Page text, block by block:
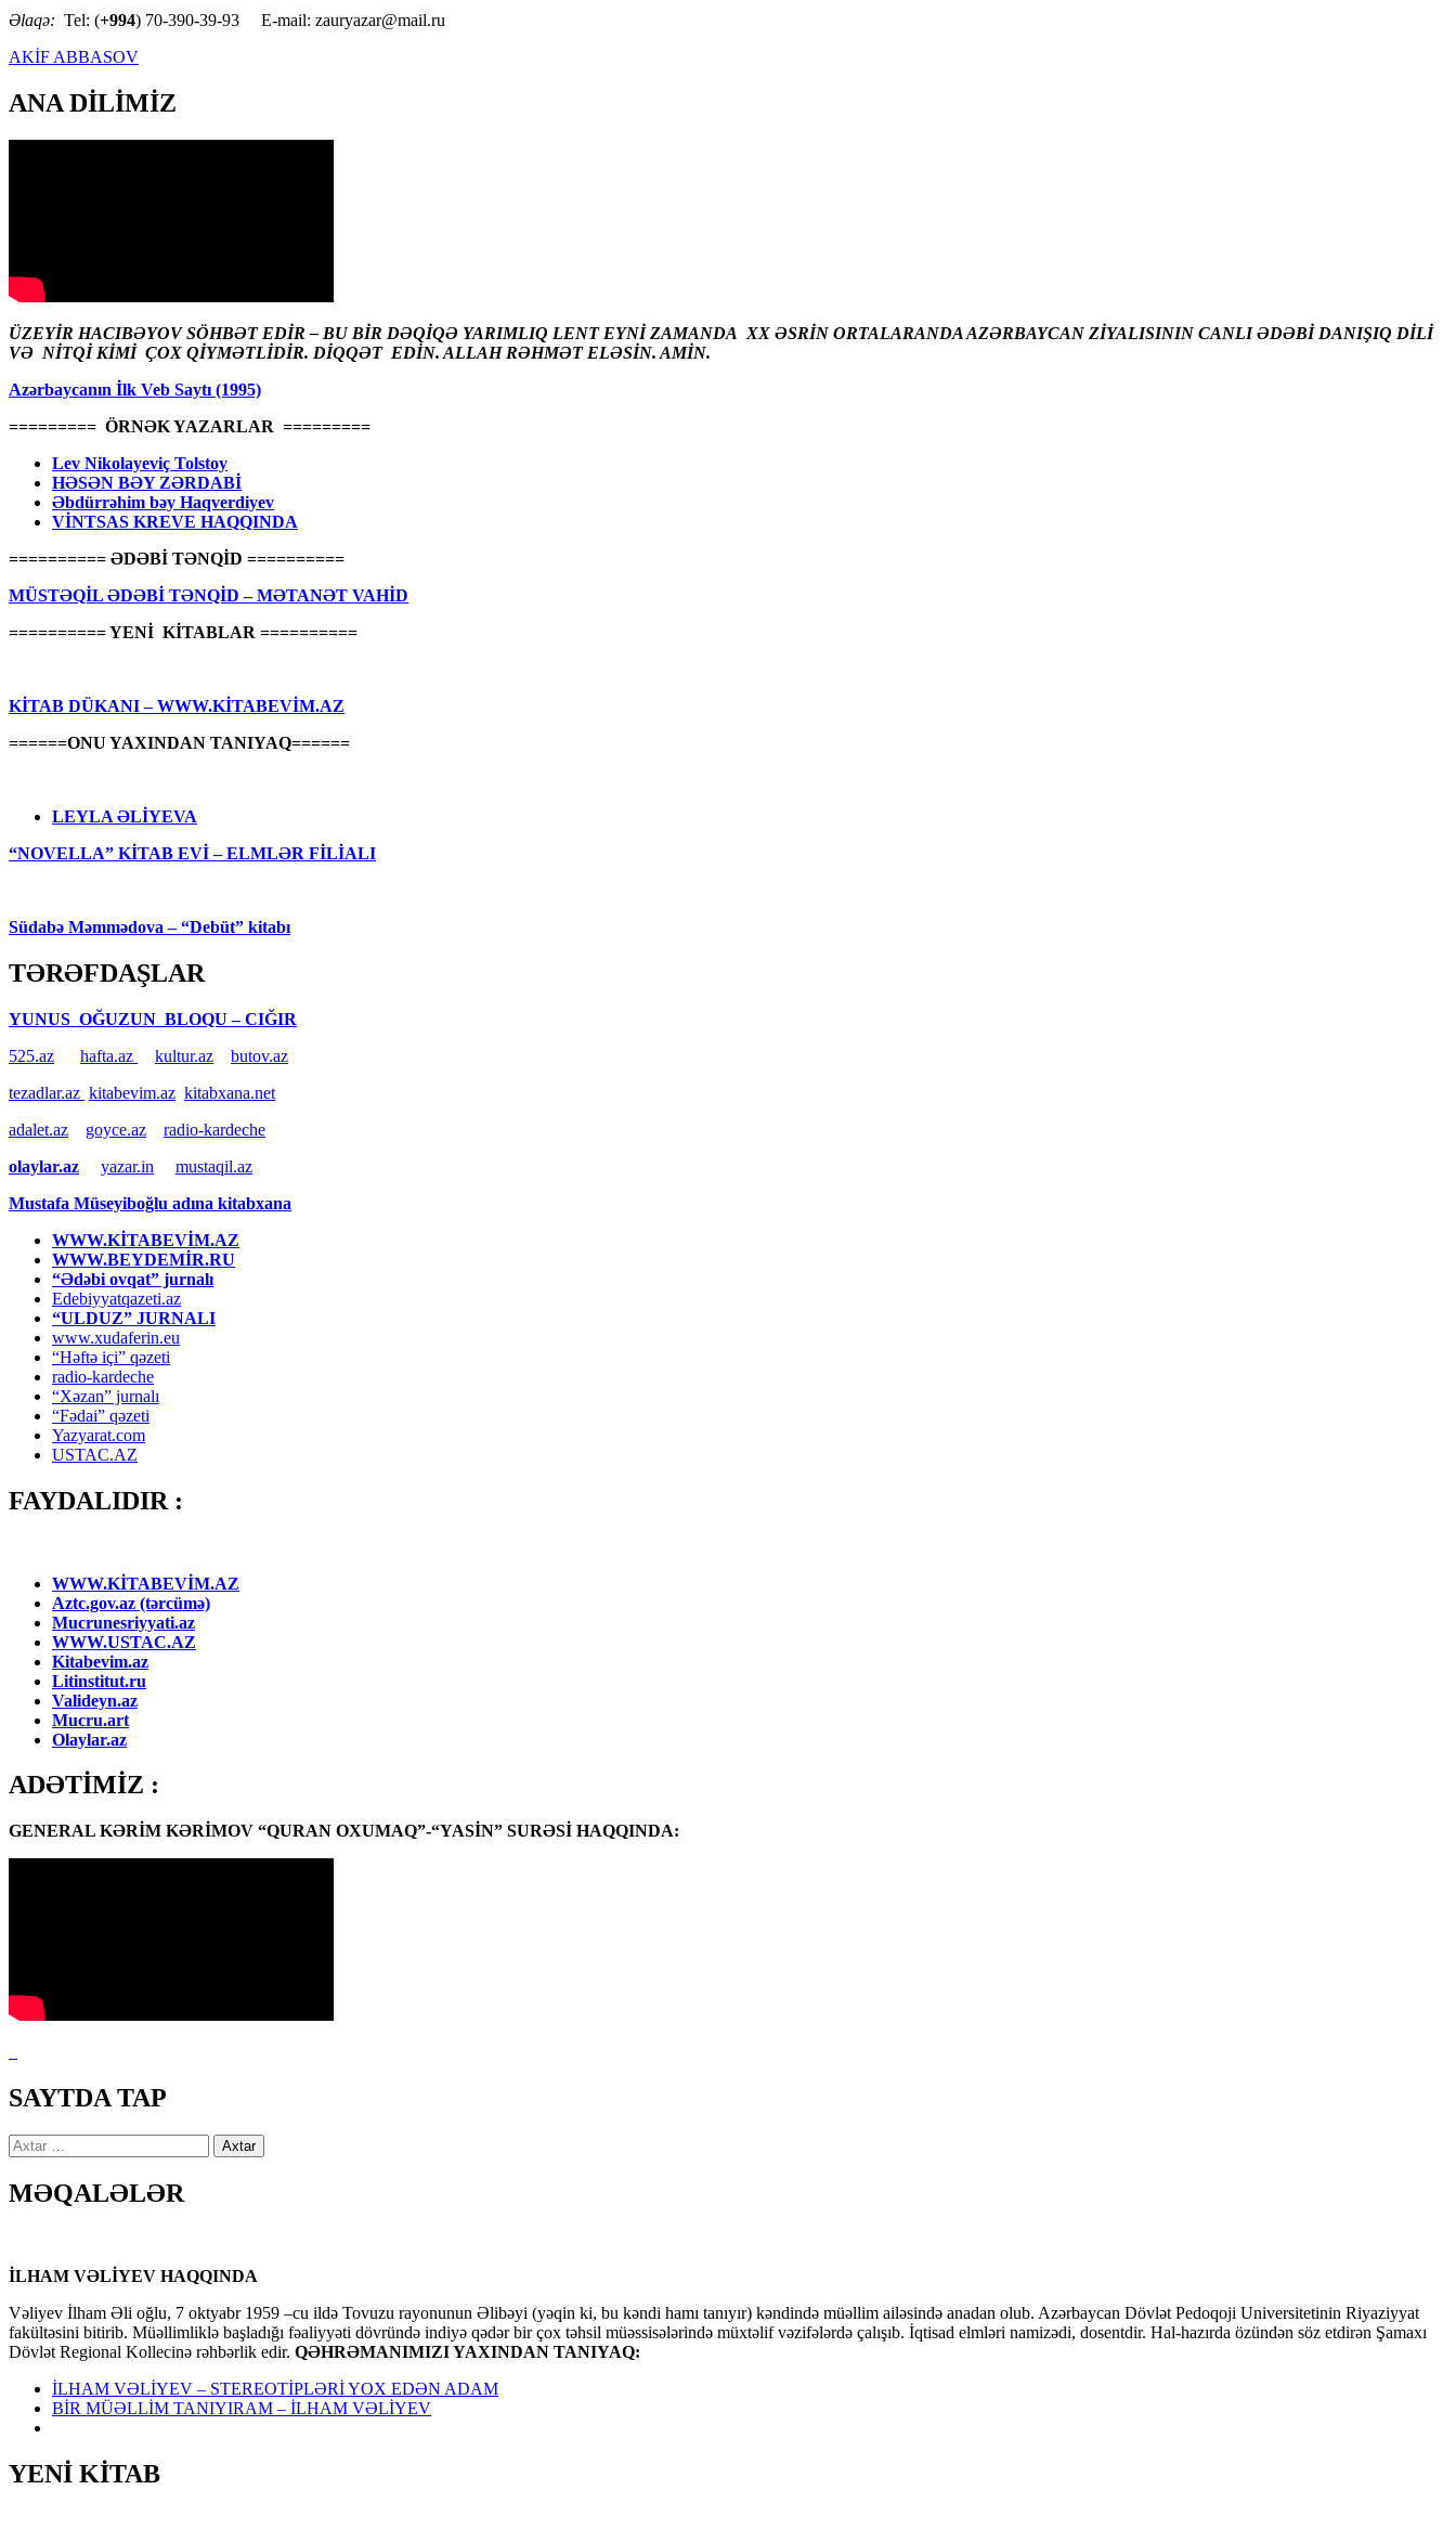
Əlaqə: Tel: (+994) 70-390-39-93 E-mail: zauryazar@mail.ru
AKİF ABBASOV
ANA DİLİMİZ
ÜZEYİR HACIBƏYOV SÖHBƏT EDİR – BU BİR DƏQİQƏ YARIMLIQ LENT EYNİ ZAMANDA XX ƏSRİN ORTALARANDA AZƏRBAYCAN ZİYALISININ CANLI ƏDƏBİ DANIŞIQ DİLİ
VƏ NİTQİ KİMİ ÇOX QİYMƏTLİDİR. DİQQƏT EDİN. ALLAH RƏHMƏT ELƏSİN. AMİN.
Azərbaycanın İlk Veb Saytı (1995)
========= ÖRNƏK YAZARLAR =========
Lev Nikolayeviç Tolstoy
HƏSƏN BƏY ZƏRDABİ
Əbdürrəhim bəy Haqverdiyev
VİNTSAS KREVE HAQQINDA
========== ƏDƏBİ TƏNQİD ==========
MÜSTƏQİL ƏDƏBİ TƏNQİD – MƏTANƏT VAHİD
========== YENİ KİTABLAR ==========
KİTAB DÜKANI – WWW.KİTABEVİM.AZ
======ONU YAXINDAN TANIYAQ======
LEYLA ƏLİYEVA
“NOVELLA” KİTAB EVİ – ELMLƏR FİLİALI
Südabə Məmmədova – “Debüt” kitabı
TƏRƏFDAŞLAR
YUNUS OĞUZUN BLOQU – CIĞIR
525.az
hafta.az kultur.az
butov.az
tezadlar.az kitabevim.az kitabxana.net
adalet.az
goyce.az
radio-kardeche
olaylar.az
yazar.in
mustaqil.az
Mustafa Müseyiboğlu adına kitabxana
WWW.KİTABEVİM.AZ
WWW.BEYDEMİR.RU
“Ədəbi ovqat” jurnalı
Edebiyyatqazeti.az
“ULDUZ” JURNALI
www.xudaferin.eu
“Həftə içi” qəzeti
radio-kardeche
“Xəzan” jurnalı
“Fədai” qəzeti
Yazyarat.com
USTAC.AZ
FAYDALIDIR :
WWW.KİTABEVİM.AZ
Aztc.gov.az (tərcümə)
Mucrunesriyyati.az
WWW.USTAC.AZ
Kitabevim.az
Litinstitut.ru
Valideyn.az
Mucru.art
Olaylar.az
ADƏTİMİZ :
GENERAL KƏRİM KƏRİMOV “QURAN OXUMAQ”-“YASİN” SURƏSİ HAQQINDA:
SAYTDA TAP
Axtarış:
MƏQALƏLƏR
İLHAM VƏLİYEV HAQQINDA
Vəliyev İlham Əli oğlu, 7 oktyabr 1959 –cu ildə Tovuzu rayonunun Əlibəyi (yəqin ki, bu kəndi hamı tanıyır) kəndində müəllim ailəsində anadan olub. Azərbaycan Dövlət Pedoqoji Universitetinin Riyaziyyat
fakültəsini bitirib. Müəllimliklə başladığı fəaliyyəti dövründə indiyə qədər bir çox təhsil müəssisələrində müxtəlif vəzifələrdə çalışıb. İqtisad elmləri namizədi, dosentdir. Hal-hazırda özündən söz etdirən Şamaxı
Dövlət Regional Kollecinə rəhbərlik edir. QƏHRƏMANIMIZI YAXINDAN TANIYAQ:
İLHAM VƏLİYEV – STEREOTİPLƏRİ YOX EDƏN ADAM
BİR MÜƏLLİM TANIYIRAM – İLHAM VƏLİYEV
YENİ KİTAB